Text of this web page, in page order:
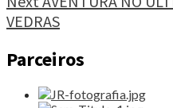
VEDRAS
Parceiros